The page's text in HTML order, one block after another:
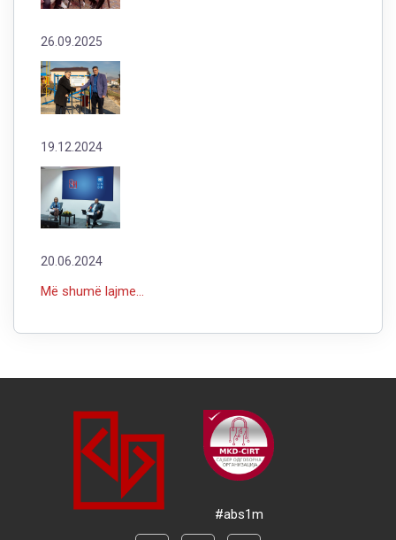
26.09.2025
19.12.2024
20.06.2024
Më shumë lajme...
#abs1m